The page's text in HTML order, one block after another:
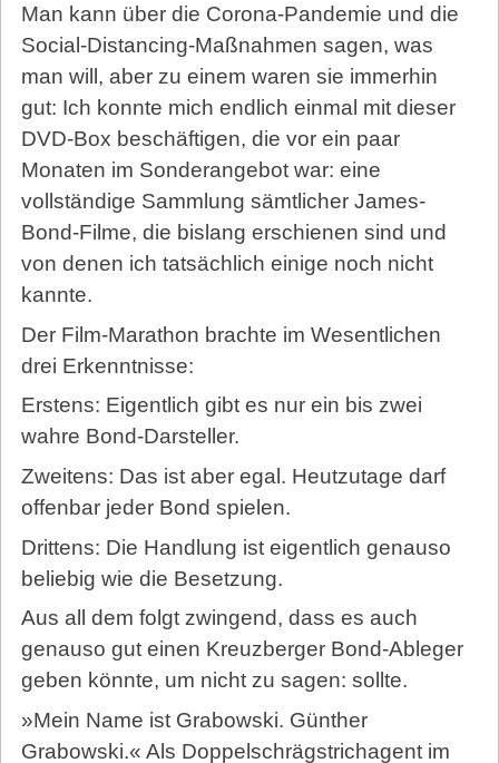
Man kann über die Corona-Pandemie und die
Social-Distancing-Maßnahmen sagen, was
man will, aber zu einem waren sie immerhin
gut: Ich konnte mich endlich einmal mit dieser
DVD-Box beschäftigen, die vor ein paar
Monaten im Sonderangebot war: eine
vollständige Sammlung sämtlicher James-
Bond-Filme, die bislang erschienen sind und
von denen ich tatsächlich einige noch nicht
kannte.
Der Film-Marathon brachte im Wesentlichen
drei Erkenntnisse:
Erstens: Eigentlich gibt es nur ein bis zwei
wahre Bond-Darsteller.
Zweitens: Das ist aber egal. Heutzutage darf
offenbar jeder Bond spielen.
Drittens: Die Handlung ist eigentlich genauso
beliebig wie die Besetzung.
Aus all dem folgt zwingend, dass es auch
genauso gut einen Kreuzberger Bond-Ableger
geben könnte, um nicht zu sagen: sollte.
»Mein Name ist Grabowski. Günther
Grabowski.« Als Doppelschrägstrichagent im